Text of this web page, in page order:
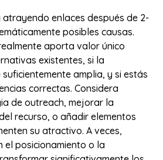
atrayendo enlaces después de 2-
posibles causas.
aporta valor único
existentes, si la
amplia, y si estás
correctas. Considera
de outreach, mejorar la
recurso, o añadir elementos
su atractivo. A veces,
el posicionamiento o la